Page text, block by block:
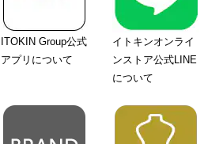
ITOKIN Group公式
アプリについて
イトキンオンライ
ンストア公式LINE
について